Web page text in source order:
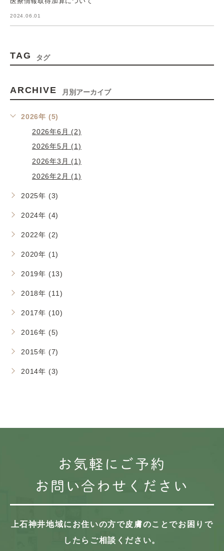
2024.06.01
TAG タグ
ARCHIVE 月別アーカイブ
2026年 (5)
2026年6月 (2)
2026年5月 (1)
2026年3月 (1)
2026年2月 (1)
2025年 (3)
2024年 (4)
2022年 (2)
2020年 (1)
2019年 (13)
2018年 (11)
2017年 (10)
2016年 (5)
2015年 (7)
2014年 (3)
お気軽にご予約
お問い合わせください
上石神井地域にお住いの方で皮膚のことでお困りで
したらご相談ください。